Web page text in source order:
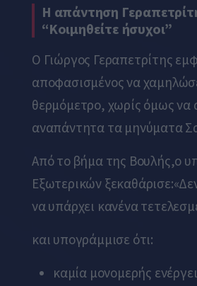
Η απάντηση
“Κοιμηθείτε ήσυχοι”
Ο Γιώργος Γεραπετρίτης
αποφασισμένος να
θερμόμετρο, χωρίς όμως να
αναπάντητα τα μηνύματα
Από το βήμα της Βουλής,ο
Εξωτερικών ξεκαθάρισε:
να υπάρχει κανένα
και υπογράμμισε ότι:
καμία μονομερής